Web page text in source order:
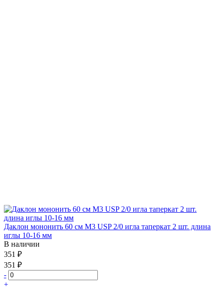
Даклон мононить 60 см М3 USP 2/0 игла таперкат 2 шт. длина
иглы 10-16 мм
В наличии
351 ₽
351 ₽
-
+